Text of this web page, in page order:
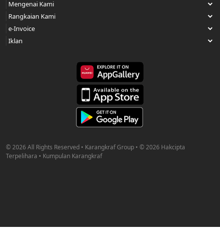
© 2026 All Rights Reserved • Karangkraf Group • © 2026 Hakcipta
Terpelihara • Kumpulan Karangkraf